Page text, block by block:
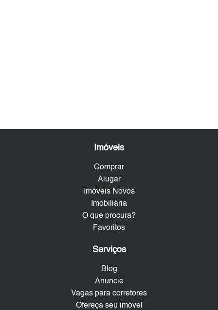
Imóveis
Comprar
Alugar
Imóveis Novos
Imobiliária
O que procura?
Favoritos
Serviços
Blog
Anuncie
Vagas para corretores
Ofereça seu imóvel